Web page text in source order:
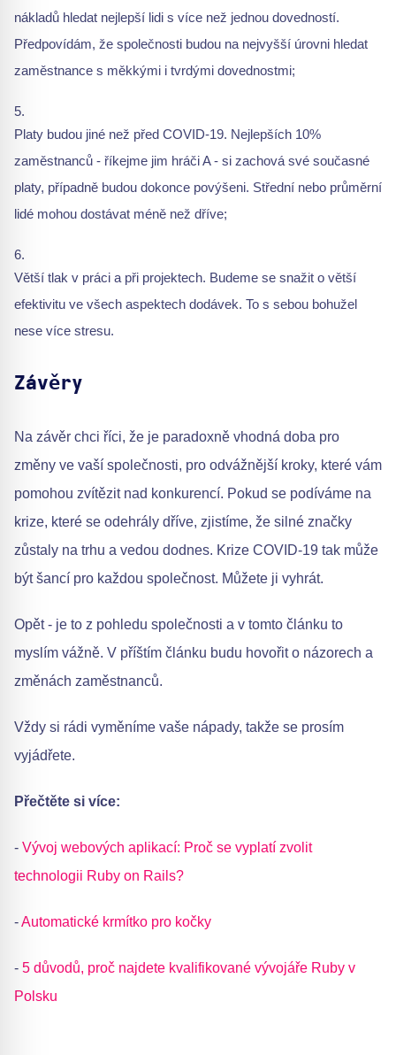
nákladů hledat nejlepší lidi s více než jednou dovedností.
Předpovídám, že společnosti budou na nejvyšší úrovni hledat
zaměstnance s měkkými i tvrdými dovednostmi;
Platy budou jiné než před COVID-19. Nejlepších 10%
zaměstnanců - říkejme jim hráči A - si zachová své současné
platy, případně budou dokonce povýšeni. Střední nebo průměrní
lidé mohou dostávat méně než dříve;
Větší tlak v práci a při projektech. Budeme se snažit o větší
efektivitu ve všech aspektech dodávek. To s sebou bohužel
nese více stresu.
Závěry
Na závěr chci říci, že je paradoxně vhodná doba pro
změny ve vaší společnosti, pro odvážnější kroky, které vám
pomohou zvítězit nad konkurencí. Pokud se podíváme na
krize, které se odehrály dříve, zjistíme, že silné značky
zůstaly na trhu a vedou dodnes. Krize COVID-19 tak může
být šancí pro každou společnost. Můžete ji vyhrát.
Opět - je to z pohledu společnosti a v tomto článku to
myslím vážně. V příštím článku budu hovořit o názorech a
změnách zaměstnanců.
Vždy si rádi vyměníme vaše nápady, takže se prosím
vyjádřete.
Přečtěte si více:
- Vývoj webových aplikací: Proč se vyplatí zvolit
technologii Ruby on Rails?
-Automatické krmítko pro kočky
- 5 důvodů, proč najdete kvalifikované vývojáře Ruby v
Polsku